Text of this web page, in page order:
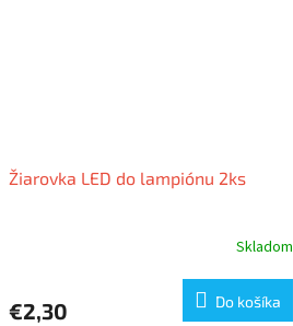
Žiarovka LED do lampiónu 2ks
Skladom
€2,30 Do košíka